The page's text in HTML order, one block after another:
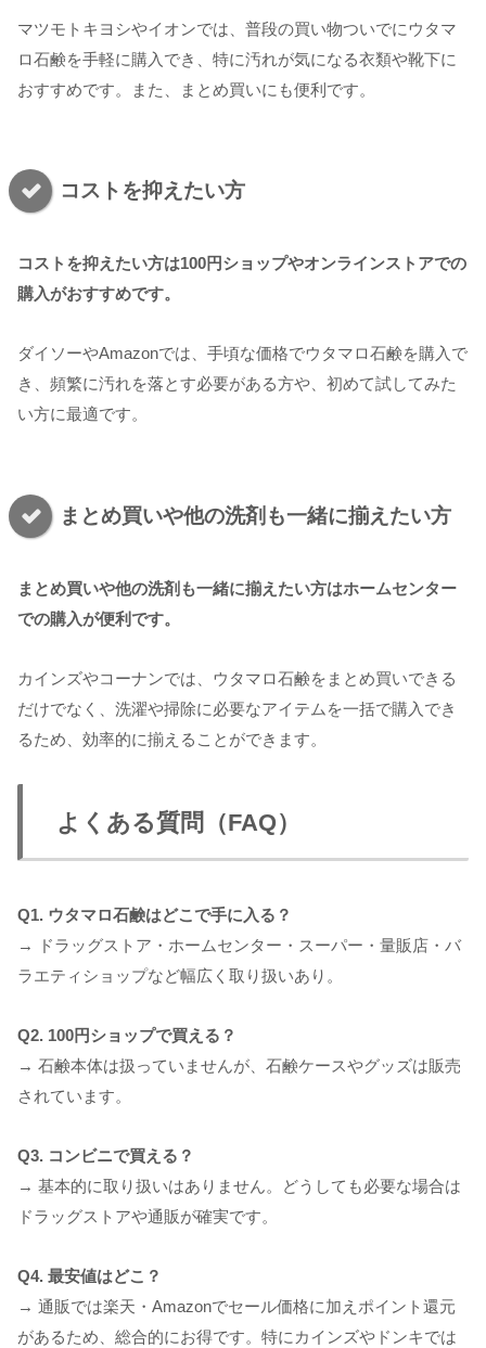
マツモトキヨシやイオンでは、普段の買い物ついでにウタマ
ロ石鹸を手軽に購入でき、特に汚れが気になる衣類や靴下に
おすすめです。また、まとめ買いにも便利です。
コストを抑えたい方
コストを抑えたい方は100円ショップやオンラインストアでの
購入がおすすめです。
ダイソーやAmazonでは、手頃な価格でウタマロ石鹸を購入で
き、頻繁に汚れを落とす必要がある方や、初めて試してみた
い方に最適です。
まとめ買いや他の洗剤も一緒に揃えたい方
まとめ買いや他の洗剤も一緒に揃えたい方はホームセンター
での購入が便利です。
カインズやコーナンでは、ウタマロ石鹸をまとめ買いできる
だけでなく、洗濯や掃除に必要なアイテムを一括で購入でき
るため、効率的に揃えることができます。
よくある質問（FAQ）
Q1. ウタマロ石鹸はどこで手に入る？
→ ドラッグストア・ホームセンター・スーパー・量販店・バ
ラエティショップなど幅広く取り扱いあり。
Q2. 100円ショップで買える？
→ 石鹸本体は扱っていませんが、石鹸ケースやグッズは販売
されています。
Q3. コンビニで買える？
→ 基本的に取り扱いはありません。どうしても必要な場合は
ドラッグストアや通販が確実です。
Q4. 最安値はどこ？
→ 通販では楽天・Amazonでセール価格に加えポイント還元
があるため、総合的にお得です。特にカインズやドンキでは